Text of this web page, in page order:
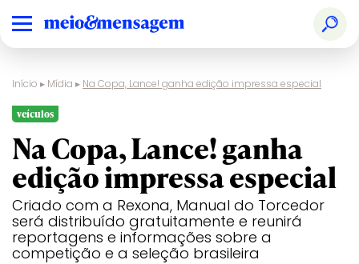
Início ▸ Mídia ▸ Na Copa, Lance! ganha edição impressa especial
veículos
Na Copa, Lance! ganha
edição impressa especial
Criado com a Rexona, Manual do Torcedor
será distribuído gratuitamente e reunirá
reportagens e informações sobre a
competição e a seleção brasileira